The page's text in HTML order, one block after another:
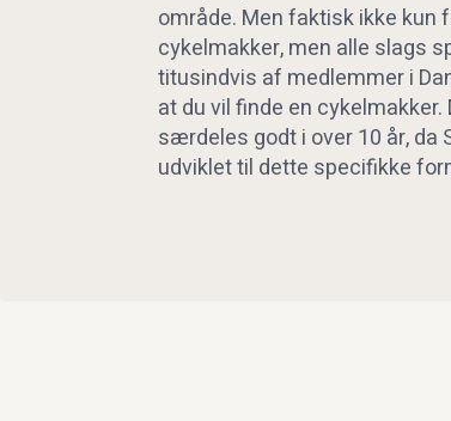
område. Men faktisk ikke kun
cykelmakker, men alle slags
titusindvis af medlemmer i
at du vil finde en
særdeles godt i over 10 år, da
udviklet til dette specifikke